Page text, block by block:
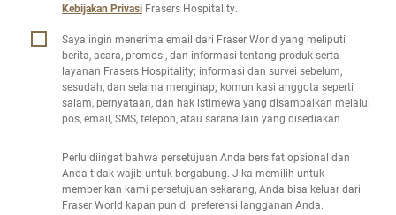
Kebijakan Privasi Frasers Hospitality.
Saya ingin menerima email dari Fraser World yang meliputi
berita, acara, promosi, dan informasi tentang produk serta
layanan Frasers Hospitality; informasi dan survei sebelum,
sesudah, dan selama menginap; komunikasi anggota seperti
salam, pernyataan, dan hak istimewa yang disampaikan melalui
pos, email, SMS, telepon, atau sarana lain yang disediakan.
Perlu diingat bahwa persetujuan Anda bersifat opsional dan
Anda tidak wajib untuk bergabung. Jika memilih untuk
memberikan kami persetujuan sekarang, Anda bisa keluar dari
Fraser World kapan pun di preferensi langganan Anda.